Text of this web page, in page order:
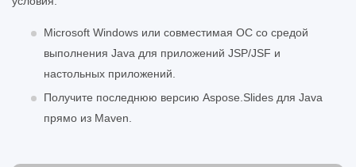
Microsoft Windows или совместимая ОС со средой
выполнения Java для приложений JSP/JSF и
настольных приложений.
Получите последнюю версию Aspose.Slides для Java
прямо из Maven.